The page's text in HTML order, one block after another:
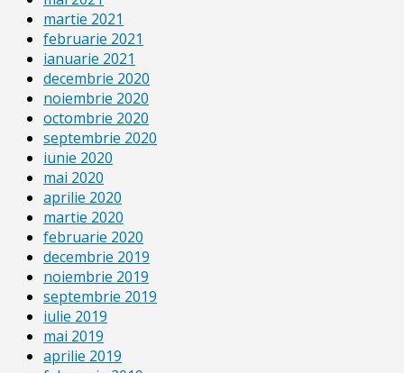
martie 2021
februarie 2021
ianuarie 2021
decembrie 2020
noiembrie 2020
octombrie 2020
septembrie 2020
iunie 2020
mai 2020
aprilie 2020
martie 2020
februarie 2020
decembrie 2019
noiembrie 2019
septembrie 2019
iulie 2019
mai 2019
aprilie 2019